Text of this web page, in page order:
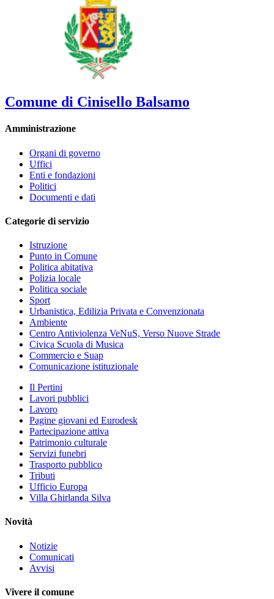
Comune di Cinisello Balsamo
Amministrazione
Organi di governo
Uffici
Enti e fondazioni
Politici
Documenti e dati
Categorie di servizio
Istruzione
Punto in Comune
Politica abitativa
Polizia locale
Politica sociale
Sport
Urbanistica, Edilizia Privata e Convenzionata
Ambiente
Centro Antiviolenza VeNuS, Verso Nuove Strade
Civica Scuola di Musica
Commercio e Suap
Comunicazione istituzionale
Il Pertini
Lavori pubblici
Lavoro
Pagine giovani ed Eurodesk
Partecipazione attiva
Patrimonio culturale
Servizi funebri
Trasporto pubblico
Tributi
Ufficio Europa
Villa Ghirlanda Silva
Novità
Notizie
Comunicati
Avvisi
Vivere il comune